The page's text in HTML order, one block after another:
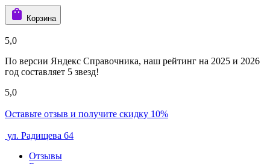
Корзина
5,0
По версии Яндекс Справочника, наш рейтинг на 2025 и 2026
год составляет 5 звезд!
5,0
Оставьте отзыв и получите скидку 10%
ул. Радищева 64
Отзывы